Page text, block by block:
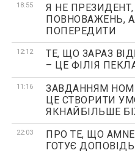
18:55
Я НЕ
ПОВНОВАЖЕНЬ,
ПОПЕРЕДИТИ
12:12
ТЕ, ЩО ЗАРАЗ
– ЦЕ ФІЛІЯ
11:16
ЗАВДАННЯМ
ЦЕ СТВОРИТИ
ЯКНАЙБІЛЬШЕ
22:03
ПРО ТЕ, ЩО
ГОТУЄ